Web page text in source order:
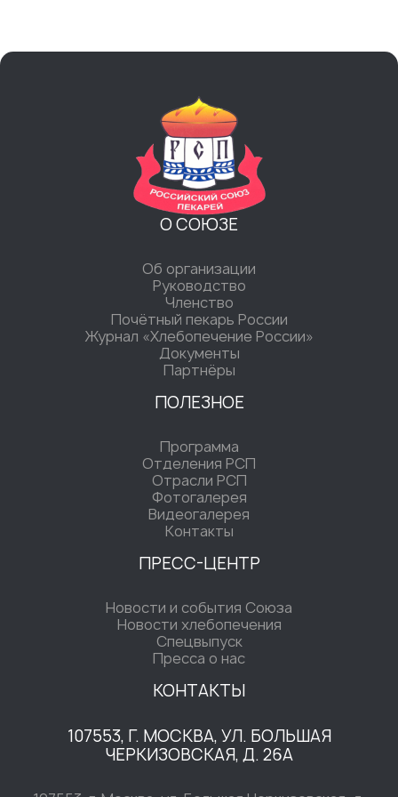
О СОЮЗЕ
Об организации
Руководство
Членство
Почётный пекарь России
Журнал «Хлебопечение России»
Документы
Партнёры
ПОЛЕЗНОЕ
Программа
Отделения РСП
Отрасли РСП
Фотогалерея
Видеогалерея
Контакты
ПРЕСС-ЦЕНТР
Новости и события Союза
Новости хлебопечения
Спецвыпуск
Пресса о нас
КОНТАКТЫ
107553, Г. МОСКВА, УЛ. БОЛЬШАЯ
ЧЕРКИЗОВСКАЯ, Д. 26А